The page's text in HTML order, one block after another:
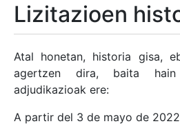
Erakutsi/Ezkutatu
Erakutsi/Ezkutatu
Lizitazioen
Atal honetan, historia gisa,
agertzen dira, baita
adjudikazioak ere:
A partir del 3 de mayo de